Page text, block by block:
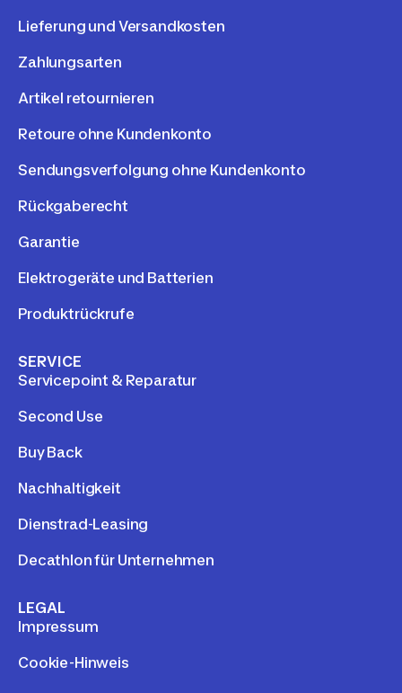
Lieferung und Versandkosten
Zahlungsarten
Artikel retournieren
Retoure ohne Kundenkonto
Sendungsverfolgung ohne Kundenkonto
Rückgaberecht
Garantie
Elektrogeräte und Batterien
Produktrückrufe
SERVICE
Servicepoint & Reparatur
Second Use
Buy Back
Nachhaltigkeit
Dienstrad-Leasing
Decathlon für Unternehmen
LEGAL
Impressum
Cookie-Hinweis